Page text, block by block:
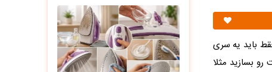
باید یه سری
بسازید مثلا